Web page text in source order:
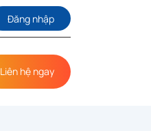
Đăng nhập
Liên hệ ngay